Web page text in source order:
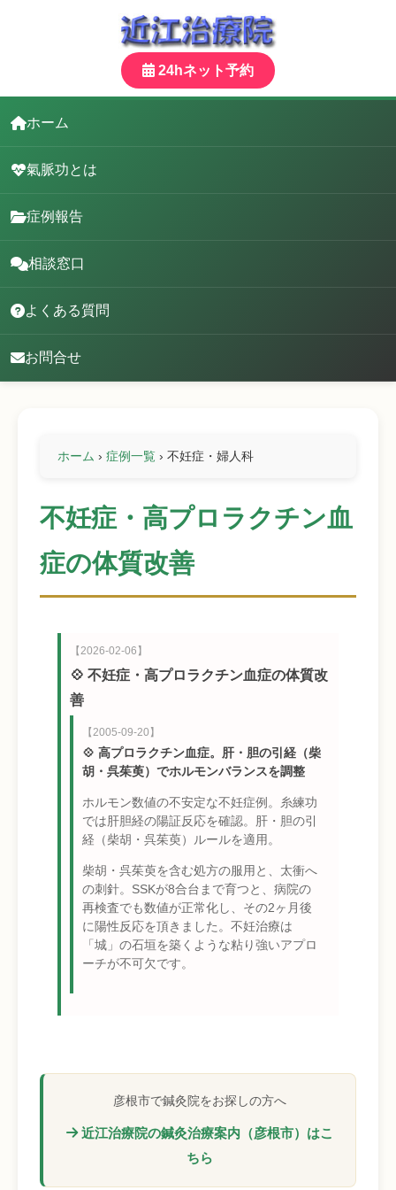
24hネット予約
ホーム
氣脈功とは
症例報告
相談窓口
よくある質問
お問合せ
ホーム › 症例一覧 › 不妊症・婦人科
不妊症・高プロラクチン血
症の体質改善
【2026-02-06】
💠 不妊症・高プロラクチン血症の体質改
善
【2005-09-20】
💠 高プロラクチン血症。肝・胆の引経（柴
胡・呉茱萸）でホルモンバランスを調整
ホルモン数値の不安定な不妊症例。糸練功
では肝胆経の陽証反応を確認。肝・胆の引
経（柴胡・呉茱萸）ルールを適用。
柴胡・呉茱萸を含む処方の服用と、太衝へ
の刺針。SSKが8合台まで育つと、病院の
再検査でも数値が正常化し、その2ヶ月後
に陽性反応を頂きました。不妊治療は
「城」の石垣を築くような粘り強いアプロ
ーチが不可欠です。
彦根市で鍼灸院をお探しの方へ
近江治療院の鍼灸治療案内（彦根市）はこ
ちら